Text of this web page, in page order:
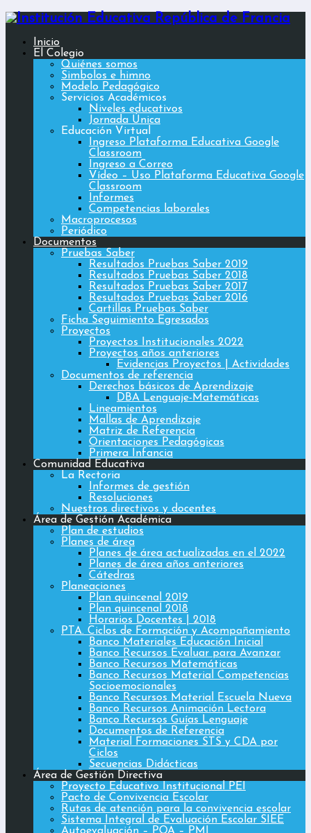
Inicio
El Colegio
Quiénes somos
Simbolos e himno
Modelo Pedagógico
Servicios Académicos
Niveles educativos
Jornada Única
Educación Virtual
Ingreso Plataforma Educativa Google
Classroom
Ingreso a Correo
Vídeo – Uso Plataforma Educativa Google
Classroom
Informes
Competencias laborales
Macroprocesos
Periódico
Documentos
Pruebas Saber
Resultados Pruebas Saber 2019
Resultados Pruebas Saber 2018
Resultados Pruebas Saber 2017
Resultados Pruebas Saber 2016
Cartillas Pruebas Saber
Ficha Seguimiento Egresados
Proyectos
Proyectos Institucionales 2022
Proyectos años anteriores
Evidencias Proyectos | Actividades
Documentos de referencia
Derechos básicos de Aprendizaje
DBA Lenguaje-Matemáticas
Lineamientos
Mallas de Aprendizaje
Matriz de Referencia
Orientaciones Pedagógicas
Primera Infancia
Comunidad Educativa
La Rectoria
Informes de gestión
Resoluciones
Nuestros directivos y docentes
Área de Gestión Académica
Plan de estudios
Planes de área
Planes de área actualizadas en el 2022
Planes de área años anteriores
Cátedras
Planeaciones
Plan quincenal 2019
Plan quincenal 2018
Horarios Docentes | 2018
PTA. Ciclos de Formación y Acompañamiento
Banco Materiales Educación Inicial
Banco Recursos Evaluar para Avanzar
Banco Recursos Matemáticas
Banco Recursos Material Competencias
Socioemocionales
Banco Recursos Material Escuela Nueva
Banco Recursos Animación Lectora
Banco Recursos Guías Lenguaje
Documentos de Referencia
Material Formaciones STS y CDA por
Ciclos
Secuencias Didácticas
Área de Gestión Directiva
Proyecto Educativo Institucional PEI
Pacto de Convivencia Escolar
Rutas de atención para la convivencia escolar
Sistema Integral de Evaluación Escolar SIEE